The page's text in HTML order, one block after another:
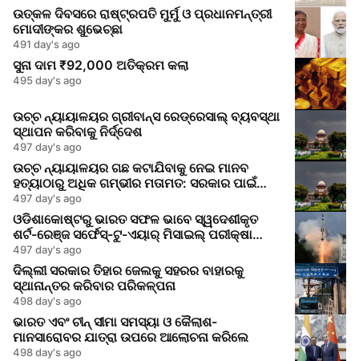
ଉତ୍କଳ ଦିବସରେ ରାଷ୍ଟ୍ରପତି ମୁର୍ମୁ ଓ ପ୍ରଧାନମନ୍ତ୍ରୀ
ମୋଦୀଙ୍କର ଶୁଭେଚ୍ଛା
491 day's ago
ସୁନା ଦାମ ₹92,000 ଅତିକ୍ରମ କଲା
495 day's ago
ଉଚ୍ଚ ନ୍ୟାୟାଳୟର ଗ୍ରୀବାନ୍ସ ରେଡ୍ରେସାଲ୍ ବ୍ୟବସ୍ଥା
ସ୍ଥାପନ କରିବାକୁ ନିର୍ଦ୍ଦେଶ
497 day's ago
ଉଚ୍ଚ ନ୍ୟାୟାଳୟର ଗଛ କଟାଯିବାକୁ ନେଇ ମାନବ
ହତ୍ୟାଠାରୁ ଅଧିକ ଗମ୍ଭୀର ମତାମତ: ସରକାର ପାଇଁ
ଜାଗୃକତା ସଙ୍କେତ
497 day's ago
ଓଡିଶାକୋଷ୍ଟରୁ ଭାରତ ସଫଳ ଭାବେ ସ୍ୱଦେଶୀକୃତ
ଶର୍ଟ-ରେଞ୍ଜ ସର୍ଫେସ୍-ଟୁ-ଏୟାର୍ ମିସାଇଲ୍ ପରୀକ୍ଷା
କରିଲା
497 day's ago
ଦିଲ୍ଲୀ ସରକାର ତିହାର ଜେଲକୁ ସହରର ବାହାରକୁ
ସ୍ଥାନାନ୍ତର କରିବାର ପରିକଳ୍ପନା
498 day's ago
ଭାରତ ଏବଂ ଚୀନ୍ ସୀମା ସମସ୍ୟା ଓ କୈଲାଶ-
ମାନସାରୋବର ଯାତ୍ରା ଉପରେ ଆଲୋଚନା କରିଲେ
498 day's ago